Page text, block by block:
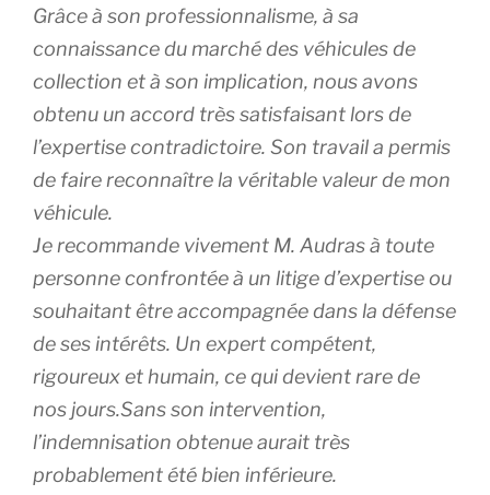
Grâce à son professionnalisme, à sa
connaissance du marché des véhicules de
collection et à son implication, nous avons
obtenu un accord très satisfaisant lors de
l’expertise contradictoire. Son travail a permis
de faire reconnaître la véritable valeur de mon
véhicule.
Je recommande vivement M. Audras à toute
personne confrontée à un litige d’expertise ou
souhaitant être accompagnée dans la défense
de ses intérêts. Un expert compétent,
rigoureux et humain, ce qui devient rare de
nos jours.Sans son intervention,
l’indemnisation obtenue aurait très
probablement été bien inférieure.